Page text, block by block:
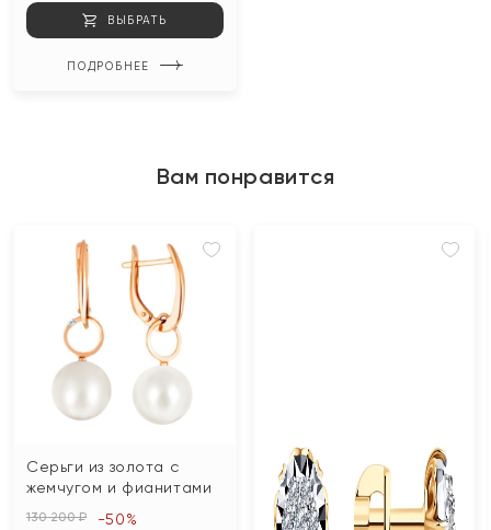
ВЫБРАТЬ
ПОДРОБНЕЕ
Вам понравится
Серьги из золота с
жемчугом и фианитами
130 200 ₽ -50%